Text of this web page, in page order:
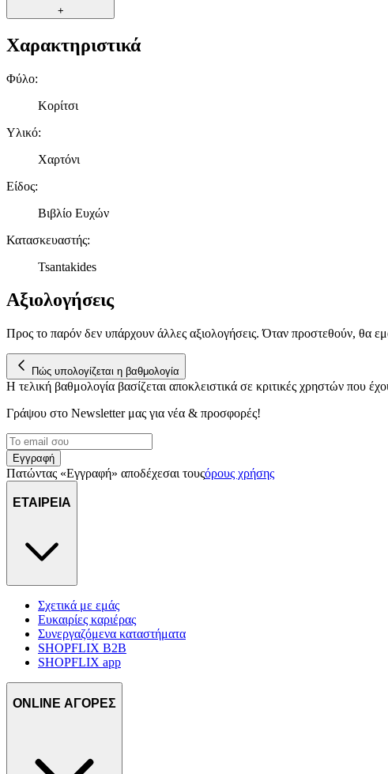
+
Χαρακτηριστικά
Φύλο:
Κορίτσι
Υλικό:
Χαρτόνι
Είδος:
Βιβλίο Ευχών
Κατασκευαστής:
Tsantakides
Αξιολογήσεις
Προς το παρόν δεν υπάρχουν άλλες αξιολογήσεις. Όταν προστεθούν, θα
Πώς υπολογίζεται η βαθμολογία
Η τελική βαθμολογία βασίζεται αποκλειστικά σε κριτικές χρηστών που
Γράψου στο Νewsletter μας για νέα & προσφορές!
Εγγραφή
Πατώντας «Εγγραφή» αποδέχεσαι τουςόρους χρήσης
ΕΤΑΙΡΕΙΑ
Σχετικά με εμάς
Ευκαιρίες καριέρας
Συνεργαζόμενα καταστήματα
SHOPFLIX B2B
SHOPFLIX app
ONLINE ΑΓΟΡΕΣ